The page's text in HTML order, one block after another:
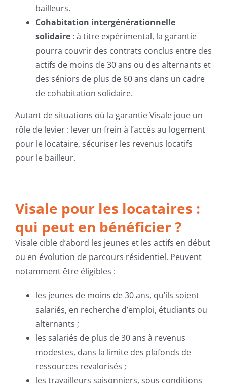
bailleurs.
Cohabitation intergénérationnelle
solidaire : à titre expérimental, la garantie
pourra couvrir des contrats conclus entre des
actifs de moins de 30 ans ou des alternants et
des séniors de plus de 60 ans dans un cadre
de cohabitation solidaire.
Autant de situations où la garantie Visale joue un
rôle de levier : lever un frein à l’accès au logement
pour le locataire, sécuriser les revenus locatifs
pour le bailleur.
Visale pour les locataires :
qui peut en bénéficier ?
Visale cible d’abord les jeunes et les actifs en début
ou en évolution de parcours résidentiel. Peuvent
notamment être éligibles :
les jeunes de moins de 30 ans, qu’ils soient
salariés, en recherche d’emploi, étudiants ou
alternants ;
les salariés de plus de 30 ans à revenus
modestes, dans la limite des plafonds de
ressources revalorisés ;
les travailleurs saisonniers, sous conditions